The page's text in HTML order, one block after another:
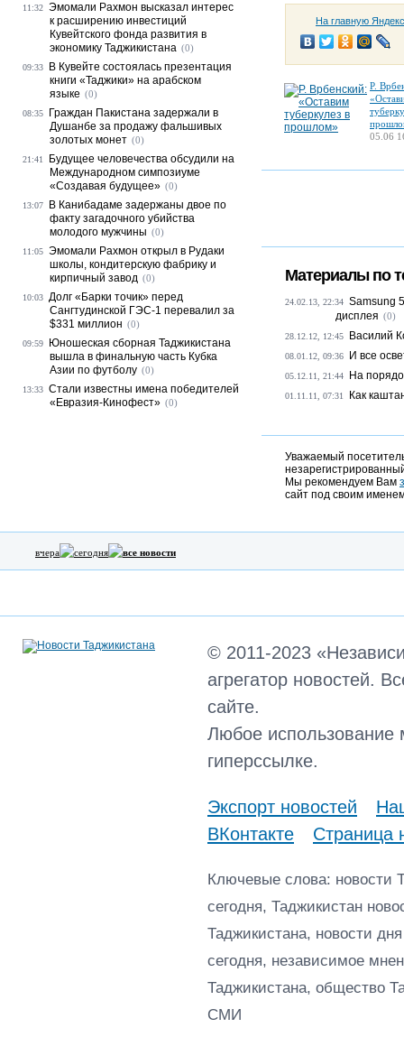
На главную
Р.
05.06
Материалы по
24.02.13, 22:34 Samsung
дисплея (0)
28.12.12, 12:45 Василий
08.01.12, 09:36 И все
05.12.11, 21:44 На
01.11.11, 07:31 Как
Уважаемый
Мы рекомендуем Вам
сайт под своим
11:32 Эмомали Рахмон высказал интерес
к расширению инвестиций
Кувейтского фонда развития в
экономику Таджикистана (0)
09:33
В Кувейте состоялась презентация
книги «Таджики» на арабском
языке (0)
08:35
Граждан Пакистана задержали в
Душанбе за продажу фальшивых
золотых монет (0)
21:41
Будущее человечества обсудили на
Международном симпозиуме
«Создавая будущее» (0)
13:07
В Канибадаме задержаны двое по
факту загадочного убийства
молодого мужчины (0)
11:05 Эмомали Рахмон открыл в Рудаки
школы, кондитерскую фабрику и
кирпичный завод (0)
10:03 Долг «Барки точик» перед
Сангтудинской ГЭС-1 перевалил за
$331 миллион (0)
09:59
Юношеская сборная Таджикистана
вышла в финальную часть Кубка
Азии по футболу (0)
13:33 Стали известны имена победителей
«Евразия-Кинофест» (0)
вчера сегодня все новости
© 2011-2023
агрегатор новостей.
сайте.
Любое использование
гиперссылке.
Экспорт новостей
ВКонтакте
Страница
Ключевые слова: новости
сегодня, Таджикистан
Таджикистана, новости
сегодня, независимое
Таджикистана, общество
СМИ